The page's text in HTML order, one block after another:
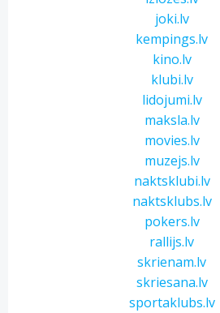
joki.lv
kempings.lv
kino.lv
klubi.lv
lidojumi.lv
maksla.lv
movies.lv
muzejs.lv
naktsklubi.lv
naktsklubs.lv
pokers.lv
rallijs.lv
skrienam.lv
skriesana.lv
sportaklubs.lv